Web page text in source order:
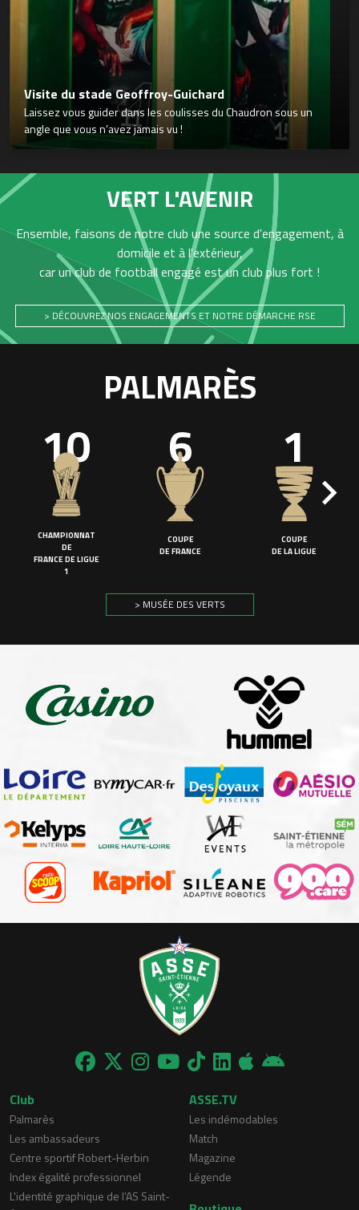
Visite du stade Geoffroy-Guichard
Laissez vous guider dans les coulisses du Chaudron sous un
angle que vous n’avez jamais vu !
VERT L'AVENIR
Ensemble, faisons de notre club une source d'engagement, à
domicile et à l'extérieur,
car un club de football engagé est un club plus fort !
> DÉCOUVREZ NOS ENGAGEMENTS ET NOTRE DÉMARCHE RSE
PALMARÈS
10
CHAMPIONNAT
DE
FRANCE DE LIGUE
1
6
COUPE
DE FRANCE
1
COUPE
DE LA LIGUE
> MUSÉE DES VERTS
Club
Palmarès
Les ambassadeurs
Centre sportif Robert-Herbin
Index égalité professionnel
L'identité graphique de l'AS Saint-
ASSE.TV
Les indémodables
Match
Magazine
Légende